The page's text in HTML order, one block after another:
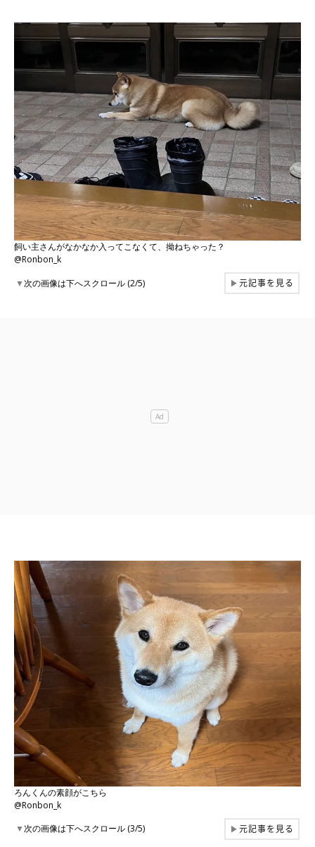
飼い主さんがなかなか入ってこなくて、拗ねちゃった？
@Ronbon_k
▼次の画像は下へスクロール (2/5) ▶元記事を見る
ろんくんの素顔がこちら
@Ronbon_k
▼次の画像は下へスクロール (3/5) ▶元記事を見る